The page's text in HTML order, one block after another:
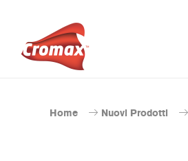
Home Nuovi Prodotti